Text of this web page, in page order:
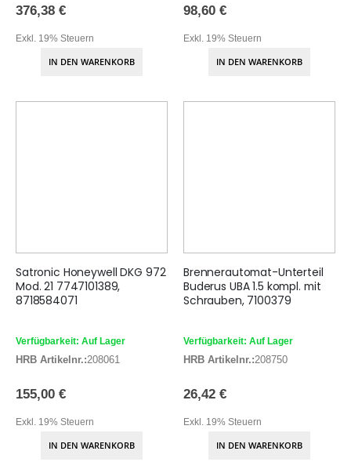
376,38 €
Exkl. 19% Steuern
IN DEN WARENKORB
98,60 €
Exkl. 19% Steuern
IN DEN WARENKORB
Satronic Honeywell DKG 972
Mod. 21 7747101389,
8718584071
Verfügbarkeit: Auf Lager
HRB Artikelnr.:208061
155,00 €
Exkl. 19% Steuern
IN DEN WARENKORB
Brennerautomat-Unterteil
Buderus UBA 1.5 kompl. mit
Schrauben, 7100379
Verfügbarkeit: Auf Lager
HRB Artikelnr.:208750
26,42 €
Exkl. 19% Steuern
IN DEN WARENKORB